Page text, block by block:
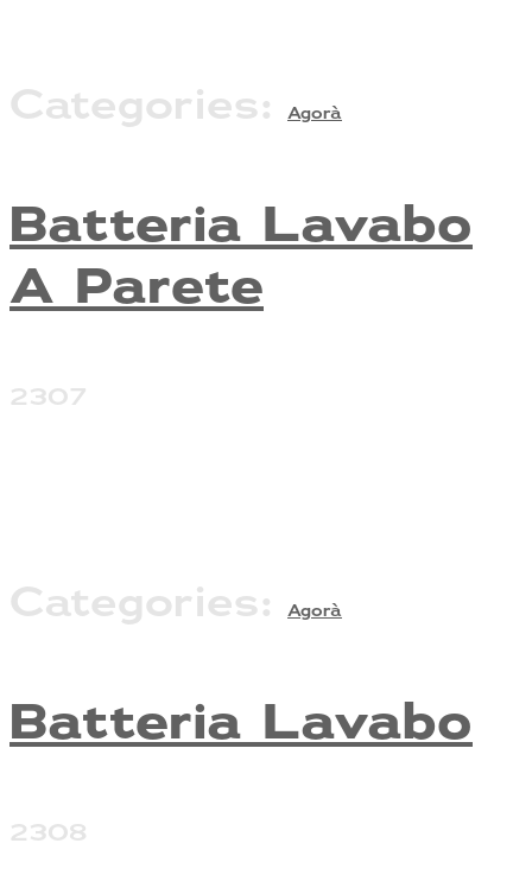
Categories: Agorà
Batteria Lavabo
A Parete
2307
Categories: Agorà
Batteria Lavabo
2308